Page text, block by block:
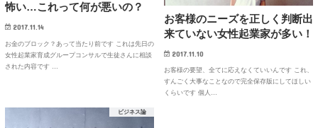
怖い…これって何が悪いの？
2017.11.14
お金のブロック？あって当たり前です これは先日の
女性起業家育成グループコンサルで生徒さんに相談
された内容です …
お客様のニーズを正しく判断出
来ていない女性起業家が多い！
2017.11.10
お客様の要望、全てに応えなくていいんです これ、
すんごく大事なことなので完全保存版にしてほしい
くらいです 個人…
ビジネス論